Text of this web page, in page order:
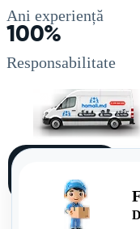
Ani experiență
100%
Responsabilitate
singur